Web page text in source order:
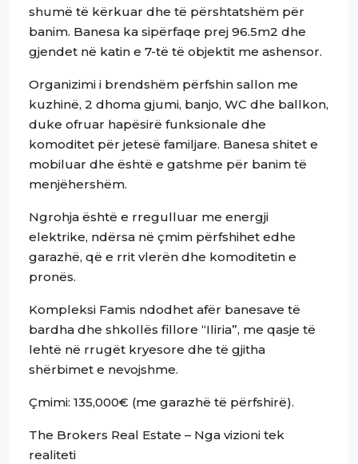
shumë të kërkuar dhe të përshtatshëm për
banim. Banesa ka sipërfaqe prej 96.5m2 dhe
gjendet në katin e 7-të të objektit me ashensor.
Organizimi i brendshëm përfshin sallon me
kuzhinë, 2 dhoma gjumi, banjo, WC dhe ballkon,
duke ofruar hapësirë funksionale dhe
komoditet për jetesë familjare. Banesa shitet e
mobiluar dhe është e gatshme për banim të
menjëhershëm.
Ngrohja është e rregulluar me energji
elektrike, ndërsa në çmim përfshihet edhe
garazhë, që e rrit vlerën dhe komoditetin e
pronës.
Kompleksi Famis ndodhet afër banesave të
bardha dhe shkollës fillore “Iliria”, me qasje të
lehtë në rrugët kryesore dhe të gjitha
shërbimet e nevojshme.
Çmimi: 135,000€ (me garazhë të përfshirë).
The Brokers Real Estate – Nga vizioni tek
realiteti